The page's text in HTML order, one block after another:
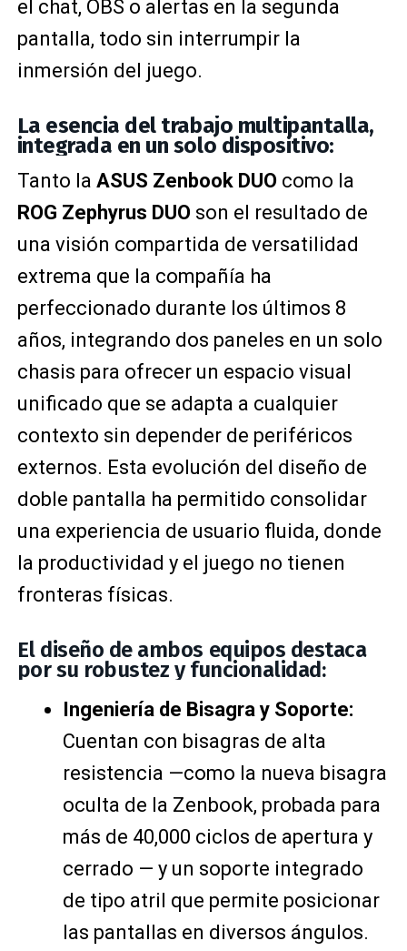
el chat, OBS o alertas en la segunda
pantalla, todo sin interrumpir la
inmersión del juego.
La esencia del trabajo multipantalla,
integrada en un solo dispositivo:
Tanto la ASUS Zenbook DUO como la
ROG Zephyrus DUO son el resultado de
una visión compartida de versatilidad
extrema que la compañía ha
perfeccionado durante los últimos 8
años, integrando dos paneles en un solo
chasis para ofrecer un espacio visual
unificado que se adapta a cualquier
contexto sin depender de periféricos
externos. Esta evolución del diseño de
doble pantalla ha permitido consolidar
una experiencia de usuario fluida, donde
la productividad y el juego no tienen
fronteras físicas.
El diseño de ambos equipos destaca
por su robustez y funcionalidad:
Ingeniería de Bisagra y Soporte:
Cuentan con bisagras de alta
resistencia —como la nueva bisagra
oculta de la Zenbook, probada para
más de 40,000 ciclos de apertura y
cerrado — y un soporte integrado
de tipo atril que permite posicionar
las pantallas en diversos ángulos.